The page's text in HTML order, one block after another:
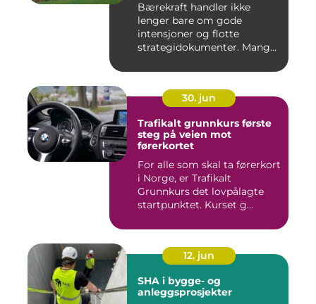
Bærekraft handler ikke
lenger bare om gode
intensjoner og flotte
strategidokumenter. Mange
30. jun
Trafikalt grunnkurs første
steg på veien mot
førerkortet
For alle som skal ta førerkort
i Norge, er Trafikalt
Grunnkurs det lovpålagte
startpunktet. Kurset g...
12. jun
SHA i bygge- og
anleggsprosjekter